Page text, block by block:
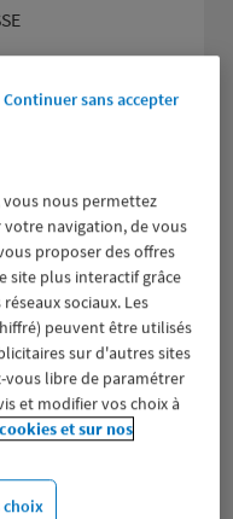
RDV
plus
nous permettez
votre navigation, de vous
proposer des offres
site plus interactif grâce
sociaux. Les
peuvent être utilisés
sur d'autres sites
vous libre de paramétrer
et modifier vos choix à
et sur nos
choix
Continuer sans accepter